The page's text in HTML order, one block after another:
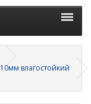
влагостойкий